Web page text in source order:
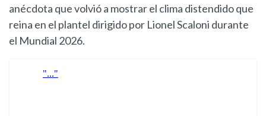
anécdota que volvió a mostrar el clima distendido que
reina en el plantel dirigido por Lionel Scaloni durante
el Mundial 2026.